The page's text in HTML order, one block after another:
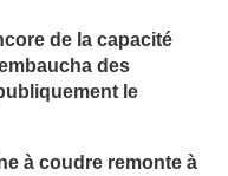
de la capacité
des
le
à coudre remonte à